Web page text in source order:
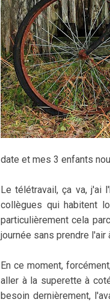
date et mes 3 enfants
Le télétravail, ça va, j'ai
collègues qui habitent
particulièrement cela
journée sans prendre l'air
En ce moment,
aller à la superette à
besoin dernièrement,